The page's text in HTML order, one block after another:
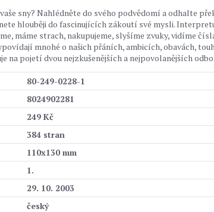
sny? Nahlédněte do svého podvědomí a odhalte
hlouběji do fascinujících zákoutí své mysli.
máme strach, nakupujeme, slyšíme zvuky, vidíme
mnohé o našich přáních, ambicích, obavách,
na pojetí dvou nejzkušenějších a nejpovolanějších
80-249-0228-1
8024902281
249 Kč
384 stran
110x130 mm
1.
29. 10. 2003
český